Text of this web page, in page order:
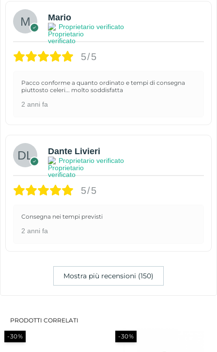
Mario
Proprietario verificato
5/5
Pacco conforme a quanto ordinato e tempi di consegna
piuttosto celeri... molto soddisfatta
2 anni fa
Dante Livieri
Proprietario verificato
5/5
Consegna nei tempi previsti
2 anni fa
Mostra più recensioni (150)
PRODOTTI CORRELATI
-30% -30%